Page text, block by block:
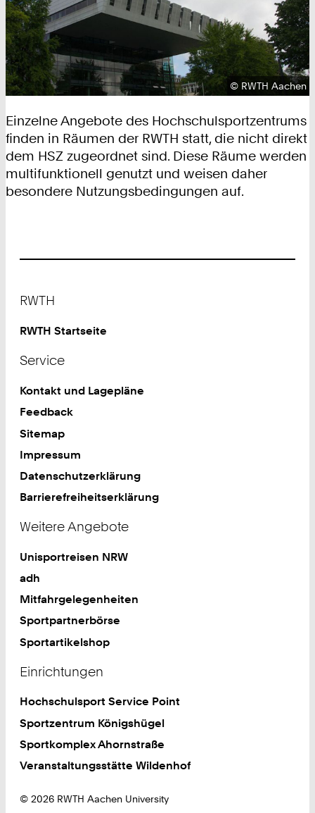
Urheberrecht:
© RWTH Aachen
Einzelne Angebote des Hochschulsportzentrums
finden in Räumen der RWTH statt, die nicht direkt
dem HSZ zugeordnet sind. Diese Räume werden
multifunktionell genutzt und weisen daher
besondere Nutzungsbedingungen auf.
RWTH
RWTH Startseite
Service
Kontakt und Lagepläne
Feedback
Sitemap
Impressum
Datenschutzerklärung
Barrierefreiheitserklärung
Weitere Angebote
Unisportreisen NRW
adh
Mitfahrgelegenheiten
Sportpartnerbörse
Sportartikelshop
Einrichtungen
Hochschulsport Service Point
Sportzentrum Königshügel
Sportkomplex Ahornstraße
Veranstaltungsstätte Wildenhof
© 2026 RWTH Aachen University